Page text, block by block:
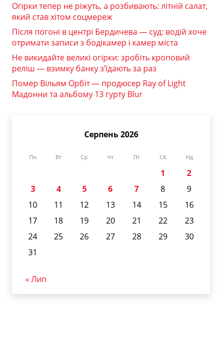
Огірки тепер не ріжуть, а розбивають: літній салат,
який став хітом соцмереж
Після погоні в центрі Бердичева — суд: водій хоче
отримати записи з бодікамер і камер міста
Не викидайте великі огірки: зробіть кроповий
реліш — взимку банку з’їдають за раз
Помер Вільям Орбіт — продюсер Ray of Light
Мадонни та альбому 13 гурту Blur
Серпень 2026
Пн Вт Ср Чт Пт Сб Нд
1
2
3
4 5 6 7 8
9
10
11 12 13 14 15
16
17
18 19 20 21 22
23
24
25 26 27 28 29
30
31
« Лип